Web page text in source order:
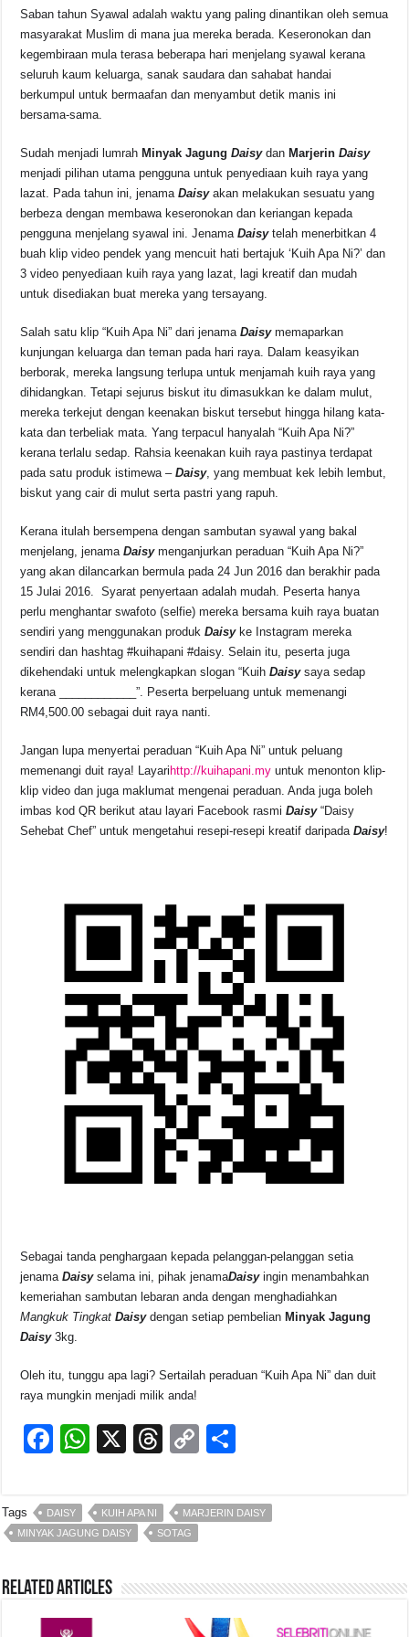
c
e
b
o
o
k
at
s
A
p
p
e
a
d
p
y
Li
k
ar
e
Saban tahun Syawal adalah waktu yang paling dinantikan oleh semua
masyarakat Muslim di mana jua mereka berada. Keseronokan dan
kegembiraan mula terasa beberapa hari menjelang syawal kerana
seluruh kaum keluarga, sanak saudara dan sahabat handai
berkumpul untuk bermaafan dan menyambut detik manis ini
bersama-sama.
Sudah menjadi lumrah Minyak Jagung Daisydan Marjerin Daisy
menjadi pilihan utama pengguna untuk penyediaan kuih raya yang
lazat. Pada tahun ini, jenamaDaisyakan melakukan sesuatu yang
berbeza dengan membawa keseronokan dan keriangan kepada
pengguna menjelang syawal ini. JenamaDaisytelah menerbitkan 4
buah klip video pendek yang mencuit hati bertajuk ‘Kuih Apa Ni?’ dan
3 video penyediaan kuih raya yang lazat, lagi kreatif dan mudah
untuk disediakan buat mereka yang tersayang.
Salah satu klip “Kuih Apa Ni” dari jenamaDaisymemaparkan
kunjungan keluarga dan teman pada hari raya. Dalam keasyikan
berborak, mereka langsung terlupa untuk menjamah kuih raya yang
dihidangkan. Tetapi sejurus biskut itu dimasukkan ke dalam mulut,
mereka terkejut dengan keenakan biskut tersebut hingga hilang kata-
kata dan terbeliak mata. Yang terpacul hanyalah “Kuih Apa Ni?”
kerana terlalu sedap. Rahsia keenakan kuih raya pastinya terdapat
pada satu produk istimewa –Daisy, yang membuat kek lebih lembut,
biskut yang cair di mulut serta pastri yang rapuh.
Kerana itulah bersempena dengan sambutan syawal yang bakal
menjelang, jenamaDaisymenganjurkan peraduan “Kuih Apa Ni?”
yang akan dilancarkan bermula pada 24 Jun 2016 dan berakhir pada
15 Julai 2016. Syarat penyertaan adalah mudah. Peserta hanya
perlu menghantar swafoto (selfie) mereka bersama kuih raya buatan
sendiri yang menggunakan produkDaisyke Instagram mereka
sendiri dan hashtag #kuihapani #daisy. Selain itu, peserta juga
dikehendaki untuk melengkapkan slogan “KuihDaisysaya sedap
kerana ____________”. Peserta berpeluang untuk memenangi
RM4,500.00 sebagai duit raya nanti.
Jangan lupa menyertai peraduan “Kuih Apa Ni” untuk peluang
memenangi duit raya! Layari http://kuihapani.my untuk menonton klip-
klip video dan juga maklumat mengenai peraduan. Anda juga boleh
imbas kod QR berikut atau layari Facebook rasmiDaisy“Daisy
Sehebat Chef” untuk mengetahui resepi-resepi kreatif daripadaDaisy!
Sebagai tanda penghargaan kepada pelanggan-pelanggan setia
jenamaDaisy selama ini, pihak jenamaDaisyingin menambahkan
kemeriahan sambutan lebaran anda dengan menghadiahkan
Mangkuk TingkatDaisydengan setiap pembelianMinyak Jagung
Daisy3kg.
Oleh itu, tunggu apa lagi? Sertailah peraduan “Kuih Apa Ni” dan duit
raya mungkin menjadi milik anda!
F
c
e
o
o
W
at
s
p
p
X
T
e
a
s
C
p
y
n
k
ar
e
Tags DAISY KUIH APA NI
MARJERIN DAISY
MINYAK JAGUNG DAISY
SOTAG
Related Articles